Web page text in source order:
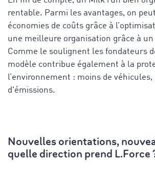
rentable. Parmi les avantages, on
économies de coûts grâce à
une meilleure organisation grâce à
Comme le soulignent les fondateurs
modèle contribue également à la
l’environnement : moins de
d'émissions.
Nouvelles orientations,
quelle direction prend L.Force